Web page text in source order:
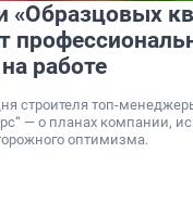
«Образцовых
работе
строителя топ-
— о планах компании,
оптимизма.